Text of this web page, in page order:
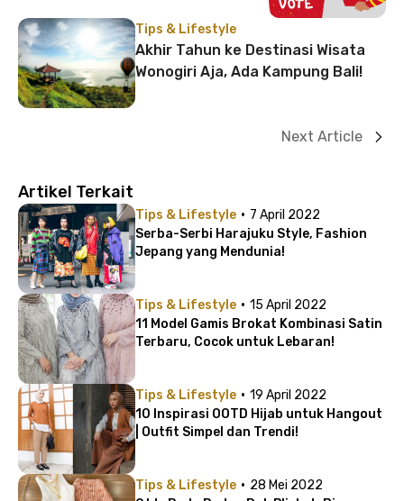
Tips & Lifestyle
Akhir Tahun ke Destinasi Wisata
Wonogiri Aja, Ada Kampung Bali!
Next Article
Artikel Terkait
Tips & Lifestyle · 7 April 2022
Serba-Serbi Harajuku Style, Fashion
Jepang yang Mendunia!
Tips & Lifestyle · 15 April 2022
11 Model Gamis Brokat Kombinasi Satin
Terbaru, Cocok untuk Lebaran!
Tips & Lifestyle · 19 April 2022
10 Inspirasi OOTD Hijab untuk Hangout
| Outfit Simpel dan Trendi!
Tips & Lifestyle · 28 Mei 2022